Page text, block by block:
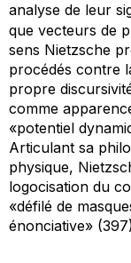
analyse de leur
que vecteurs de
sens Nietzsche
procédés contre
propre
comme
«potentiel
Articulant sa
physique,
logocisation du
«défilé de
énonciative»